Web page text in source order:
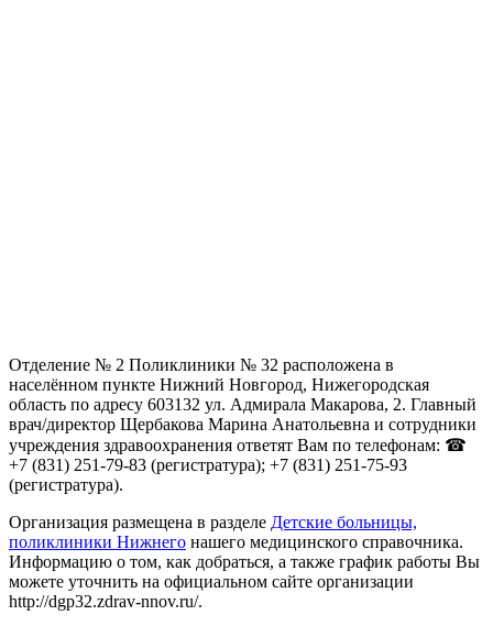
Отделение № 2 Поликлиники № 32 расположена в
населённом пункте Нижний Новгород, Нижегородская
область по адресу 603132 ул. Адмирала Макарова, 2. Главный
врач/директор Щербакова Марина Анатольевна и сотрудники
учреждения здравоохранения ответят Вам по телефонам: ☎
+7 (831) 251-79-83 (регистратура); +7 (831) 251-75-93
(регистратура).
Организация размещена в разделе Детские больницы,
поликлиники Нижнего нашего медицинского справочника.
Информацию о том, как добраться, а также график работы Вы
можете уточнить на официальном сайте организации
http://dgp32.zdrav-nnov.ru/.